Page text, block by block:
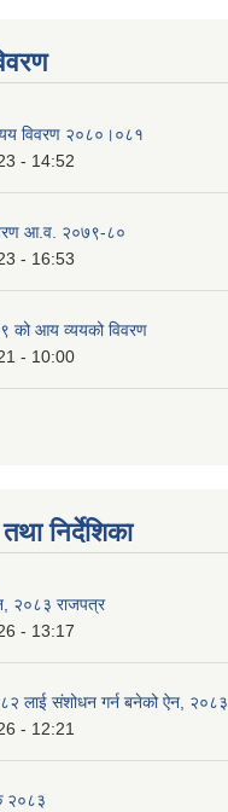
विवरण २०८०।०८१
- 14:52
आ.व. २०७९-८०
- 16:53
आय व्ययको विवरण
- 10:00
निर्देशिका
२०८३ राजपत्र
- 13:17
लाई संशोधन गर्न बनेको ऐन, २०८३
- 12:21
२०८३